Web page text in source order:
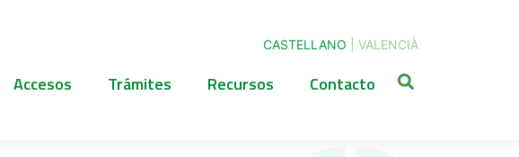
CASTELLANO VALENCIÀ
Accesos Trámites Recursos Contacto